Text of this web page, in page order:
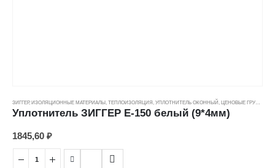
ЗИГГЕР, ИЗОЛЯЦИОННЫЕ МАТЕРИАЛЫ ТЕПЛОИЗОЛЯЦИЯ УПЛОТНИТЕЛЬ ОКОННЫЙ ЦЕНОВЫЕ ГРУППЫ
Уплотнитель ЗИГГЕР E-150 белый (9*4мм)
1845,60 ₽